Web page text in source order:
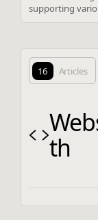
supporting
16 Articles
th